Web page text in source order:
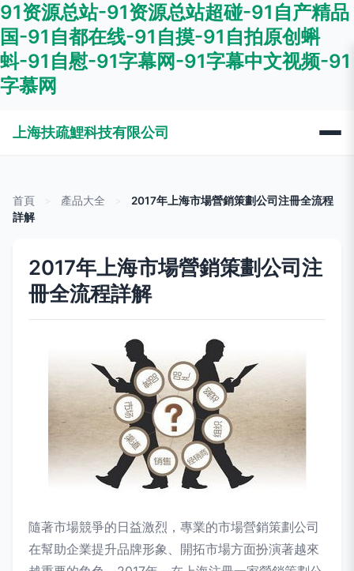
91资源总站-91资源总站超碰-91自产精品
国-91自都在线-91自摸-91自拍原创蝌
蚪-91自慰-91字幕网-91字幕中文视频-91
字慕网
上海扶疏鯉科技有限公司
首頁 產品大全
2017年上海市場營銷策劃公司注冊全流程
詳解
2017年上海市場營銷策劃公司注
冊全流程詳解
隨著市場競爭的日益激烈，專業的市場營銷策劃公司
在幫助企業提升品牌形象、開拓市場方面扮演著越來